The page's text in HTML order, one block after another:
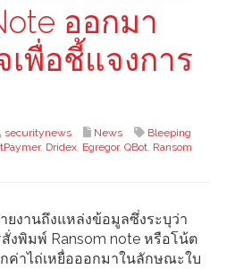
ออกมา
เพื่อชี้แจงการ
securitynews News
Bleeping
, Dridex, Egregor, QBot, Ransom
ยงานถึงแหล่งข้อมูลซึ่งระบุว่า
งพิมพ์ Ransom note หรือโน้ต
ค่าไถ่เหยื่อออกมาในลักษณะใบ